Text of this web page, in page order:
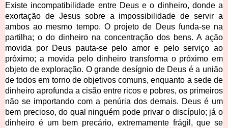
Existe incompatibilidade entre Deus e o dinheiro, donde a
exortação de Jesus sobre a impossibilidade de servir a
ambos ao mesmo tempo. O projeto de Deus funda-se na
partilha; o do dinheiro na concentração dos bens. A ação
movida por Deus pauta-se pelo amor e pelo serviço ao
próximo; a movida pelo dinheiro transforma o próximo em
objeto de exploração. O grande desígnio de Deus é a união
de todos em torno de objetivos comuns, enquanto a sede de
dinheiro aprofunda a cisão entre ricos e pobres, os primeiros
não se importando com a penúria dos demais. Deus é um
bem precioso, do qual ninguém pode privar o discípulo; já o
dinheiro é um bem precário, extremamente frágil, que se